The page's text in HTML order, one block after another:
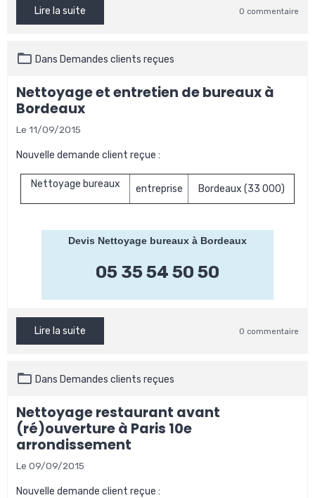
Lire la suite 0 commentaire
Dans Demandes clients reçues
Nettoyage et entretien de bureaux à
Bordeaux
Le 11/09/2015
Nouvelle demande client reçue :
Nettoyage bureaux entreprise Bordeaux (33 000)
Devis Nettoyage bureaux à Bordeaux
05 35 54 50 50
Lire la suite 0 commentaire
Dans Demandes clients reçues
Nettoyage restaurant avant
(ré)ouverture à Paris 10e
arrondissement
Le 09/09/2015
Nouvelle demande client reçue :